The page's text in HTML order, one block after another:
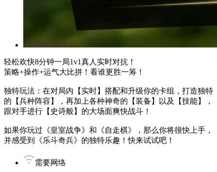
轻松欢快8分钟一局1v1真人实时对抗！
策略+操作+运气大比拼！看谁更胜一筹！
独特玩法：在对局内【实时】搭配和升级你的卡组，打造独特
的【兵种阵容】，再加上各种神奇的【装备】以及【技能】，
跟对手进行【史诗般】的大场面爽快战斗！
如果你玩过《皇室战争》和《自走棋》，那么你将很快上手，
并感受到《乐斗奇兵》的独特乐趣！快来试试吧！
需要网络